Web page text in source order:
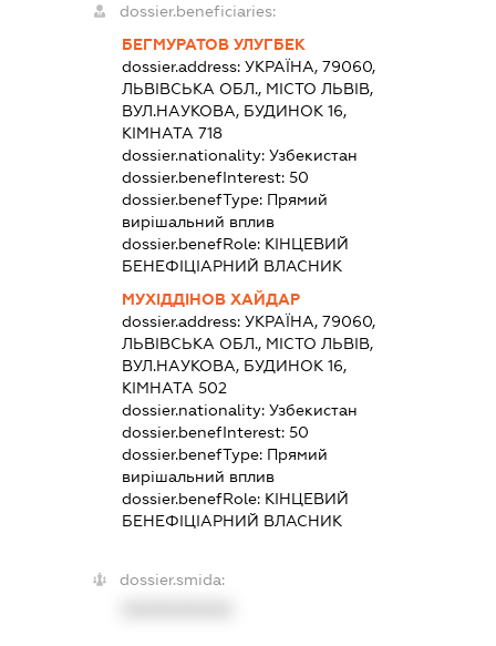
dossier.beneficiaries:
БЕГМУРАТОВ УЛУГБЕК
dossier.address: УКРАЇНА, 79060,
ЛЬВІВСЬКА ОБЛ., МІСТО ЛЬВІВ,
ВУЛ.НАУКОВА, БУДИНОК 16,
КІМНАТА 718
dossier.nationality: Узбекистан
dossier.benefInterest: 50
dossier.benefType: Прямий
вирішальний вплив
dossier.benefRole: КІНЦЕВИЙ
БЕНЕФІЦІАРНИЙ ВЛАСНИК
МУХІДДІНОВ ХАЙДАР
dossier.address: УКРАЇНА, 79060,
ЛЬВІВСЬКА ОБЛ., МІСТО ЛЬВІВ,
ВУЛ.НАУКОВА, БУДИНОК 16,
КІМНАТА 502
dossier.nationality: Узбекистан
dossier.benefInterest: 50
dossier.benefType: Прямий
вирішальний вплив
dossier.benefRole: КІНЦЕВИЙ
БЕНЕФІЦІАРНИЙ ВЛАСНИК
dossier.smida: